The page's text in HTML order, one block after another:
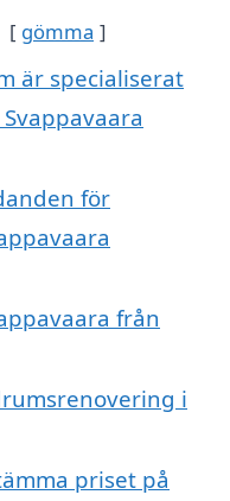
gömma
är specialiserat
för
från
i
priset på